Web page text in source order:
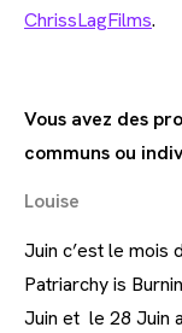
ChrissLagFilms.
Vous avez des
communs ou
Louise
Juin c’est le mois
Patriarchy is
Juin et le 28 Juin